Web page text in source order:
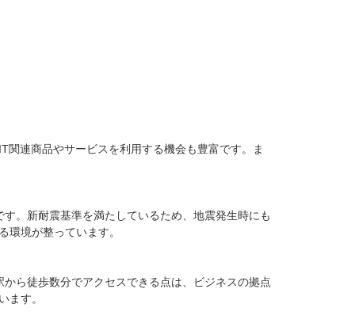
連商品やサービスを利用する機会も豊富です。ま
。新耐震基準を満たしているため、地震発生時にも
境が整っています。
ら徒歩数分でアクセスできる点は、ビジネスの拠点
ます。